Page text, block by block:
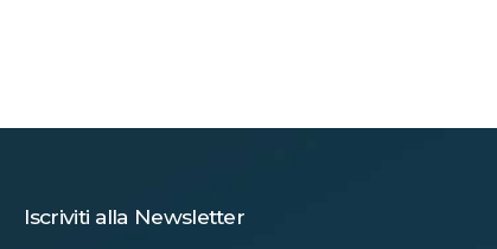
Iscriviti alla Newsletter